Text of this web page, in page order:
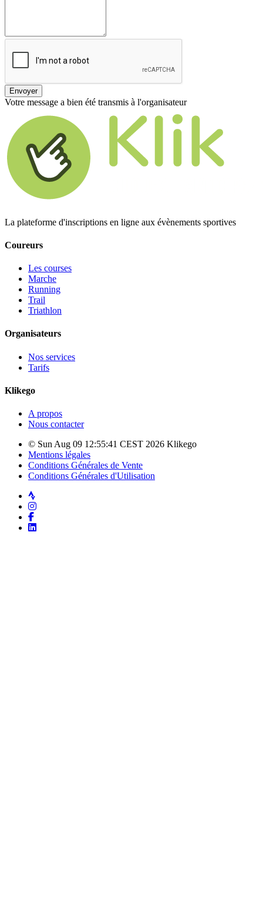
Envoyer
Votre message a bien été transmis à l'organisateur
La plateforme d'inscriptions en ligne aux évènements sportives
Coureurs
Les courses
Marche
Running
Trail
Triathlon
Organisateurs
Nos services
Tarifs
Klikego
A propos
Nous contacter
© Sun Aug 09 12:55:41 CEST 2026 Klikego
Mentions légales
Conditions Générales de Vente
Conditions Générales d'Utilisation
Strava
Instagram
Facebook
LinkedIn